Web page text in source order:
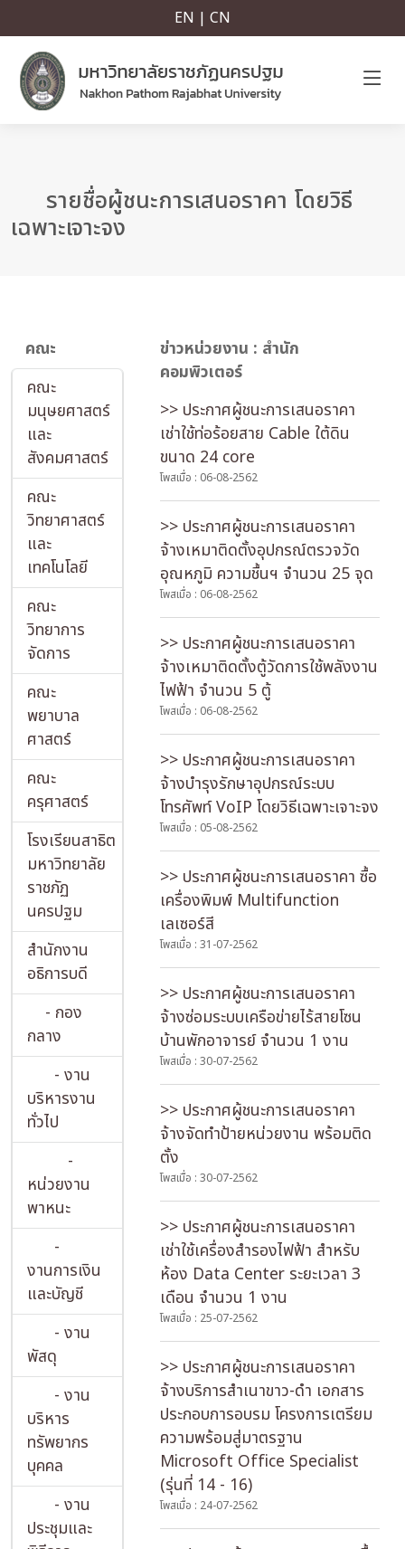
EN | CN
รายชื่อผู้ชนะการเสนอราคา โดยวิธี
เฉพาะเจาะจง
คณะ
คณะ
มนุษยศาสตร์
และ
สังคมศาสตร์
คณะ
วิทยาศาสตร์
และ
เทคโนโลยี
คณะ
วิทยาการ
จัดการ
คณะ
พยาบาล
ศาสตร์
คณะ
ครุศาสตร์
โรงเรียนสาธิต
มหาวิทยาลัย
ราชภัฏ
นครปฐม
สำนักงาน
อธิการบดี
- กอง
กลาง
- งาน
บริหารงาน
ทั่วไป
-
หน่วยงาน
พาหนะ
-
งานการเงิน
และบัญชี
- งาน
พัสดุ
- งาน
บริหาร
ทรัพยากร
บุคคล
- งาน
ประชุมและ
ข่าวหน่วยงาน : สำนัก
คอมพิวเตอร์
>> ประกาศผู้ชนะการเสนอราคา
เช่าใช้ท่อร้อยสาย Cable ใต้ดิน
ขนาด 24 core
โพสเมื่อ : 06-08-2562
>> ประกาศผู้ชนะการเสนอราคา
จ้างเหมาติดตั้งอุปกรณ์ตรวจวัด
อุณหภูมิ ความชื้นฯ จำนวน 25 จุด
โพสเมื่อ : 06-08-2562
>> ประกาศผู้ชนะการเสนอราคา
จ้างเหมาติดตั้งตู้วัดการใช้พลังงาน
ไฟฟ้า จำนวน 5 ตู้
โพสเมื่อ : 06-08-2562
>> ประกาศผู้ชนะการเสนอราคา
จ้างบำรุงรักษาอุปกรณ์ระบบ
โทรศัพท์ VoIP โดยวิธีเฉพาะเจาะจง
โพสเมื่อ : 05-08-2562
>> ประกาศผู้ชนะการเสนอราคา ซื้อ
เครื่องพิมพ์ Multifunction
เลเซอร์สี
โพสเมื่อ : 31-07-2562
>> ประกาศผู้ชนะการเสนอราคา
จ้างซ่อมระบบเครือข่ายไร้สายโซน
บ้านพักอาจารย์ จำนวน 1 งาน
โพสเมื่อ : 30-07-2562
>> ประกาศผู้ชนะการเสนอราคา
จ้างจัดทำป้ายหน่วยงาน พร้อมติด
ตั้ง
โพสเมื่อ : 30-07-2562
>> ประกาศผู้ชนะการเสนอราคา
เช่าใช้เครื่องสำรองไฟฟ้า สำหรับ
ห้อง Data Center ระยะเวลา 3
เดือน จำนวน 1 งาน
โพสเมื่อ : 25-07-2562
>> ประกาศผู้ชนะการเสนอราคา
จ้างบริการสำเนาขาว-ดำ เอกสาร
ประกอบการอบรม โครงการเตรียม
ความพร้อมสู่มาตรฐาน
Microsoft Office Specialist
(รุ่นที่ 14 - 16)
โพสเมื่อ : 24-07-2562